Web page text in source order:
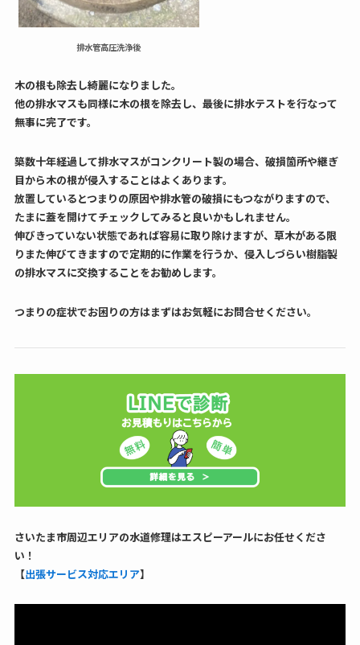
排水管高圧洗浄後
木の根も除去し綺麗になりました。
他の排水マスも同様に木の根を除去し、最後に排水テストを行なって
無事に完了です。
築数十年経過して排水マスがコンクリート製の場合、破損箇所や継ぎ
目から木の根が侵入することはよくあります。
放置しているとつまりの原因や排水管の破損にもつながりますので、
たまに蓋を開けてチェックしてみると良いかもしれません。
伸びきっていない状態であれば容易に取り除けますが、草木がある限
りまた伸びてきますので定期的に作業を行うか、侵入しづらい樹脂製
の排水マスに交換することをお勧めします。
つまりの症状でお困りの方はまずはお気軽にお問合せください。
さいたま市周辺エリアの水道修理はエスピーアールにお任せくださ
い！
【出張サービス対応エリア】